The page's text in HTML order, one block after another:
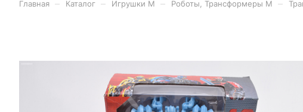
Главная Каталог Игрушки М Роботы, Трансформеры М